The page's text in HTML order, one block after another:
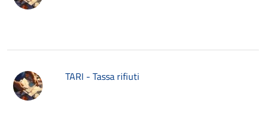
TARI - Tassa rifiuti